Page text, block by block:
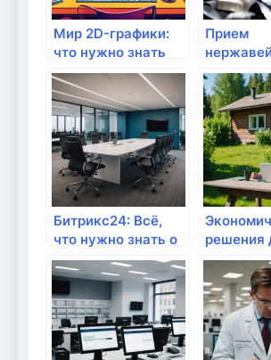
Мир 2D-графики:
что нужно знать
каждому
дизайнеру
Прием
выгодно
что
Битрикс24: Всё,
что нужно знать о
лицензиях,
тарифах и
стоимости в
компании Айтекс
решения